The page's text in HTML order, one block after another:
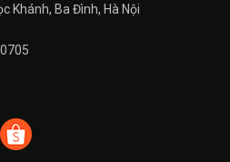
Khánh, Ba Đình, Hà Nội